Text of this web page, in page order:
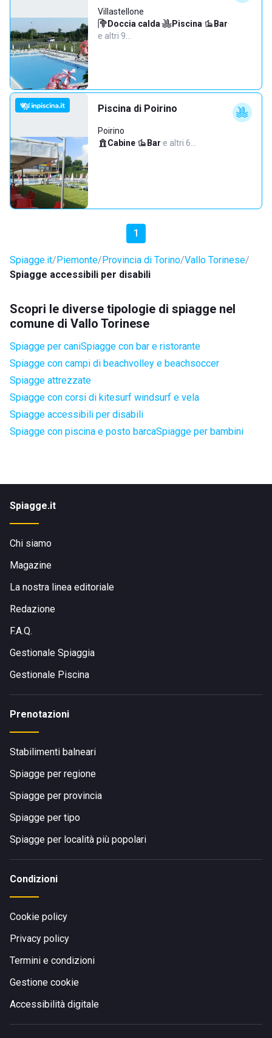
Villastellone
Doccia calda· Piscina· Bar·
e altri 9…
Piscina di Poirino
Poirino
Cabine· Bar·e altri 6…
1
Spiagge.it Piemonte Provincia di Torino Vallo Torinese
Spiagge accessibili per disabili
Scopri le diverse tipologie di spiagge nel
comune di Vallo Torinese
Spiagge per caniSpiagge con bar e ristorante
Spiagge con campi di beachvolley e beachsoccer
Spiagge attrezzate
Spiagge con corsi di kitesurf windsurf e vela
Spiagge accessibili per disabili
Spiagge con piscina e posto barcaSpiagge per bambini
Spiagge.it
Chi siamo
Magazine
La nostra linea editoriale
Redazione
F.A.Q.
Gestionale Spiaggia
Gestionale Piscina
Prenotazioni
Stabilimenti balneari
Spiagge per regione
Spiagge per provincia
Spiagge per tipo
Spiagge per località più popolari
Condizioni
Cookie policy
Privacy policy
Termini e condizioni
Gestione cookie
Accessibilità digitale